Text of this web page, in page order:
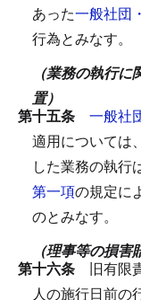
あった一般社団
行為とみなす。
（業務の執行
置）
第十五条 一般社
適用については
した業務の執行
第一項の規定に
のとみなす。
（理事等の損
第十六条 旧有限
人の施行日前の